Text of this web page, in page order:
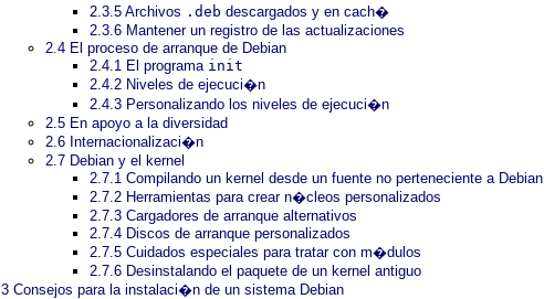
2.3.5 Archivos .deb descargados y en cach�
2.3.6 Mantener un registro de las actualizaciones
2.4 El proceso de arranque de Debian
2.4.1 El programa init
2.4.2 Niveles de ejecuci�n
2.4.3 Personalizando los niveles de ejecuci�n
2.5 En apoyo a la diversidad
2.6 Internacionalizaci�n
2.7 Debian y el kernel
2.7.1 Compilando un kernel desde un fuente no perteneciente a Debian
2.7.2 Herramientas para crear n�cleos personalizados
2.7.3 Cargadores de arranque alternativos
2.7.4 Discos de arranque personalizados
2.7.5 Cuidados especiales para tratar con m�dulos
2.7.6 Desinstalando el paquete de un kernel antiguo
3 Consejos para la instalaci�n de un sistema Debian